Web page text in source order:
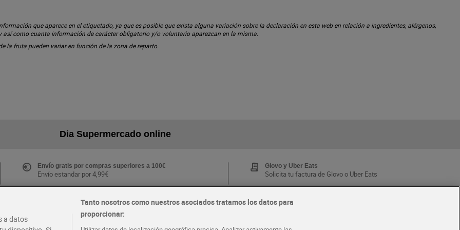
que aparece en el etiquetado, ya que es posible que exista alguna variación sobre la declaración en esta web en relación a ingredientes, alérgenos,
como cuanta información de carácter obligatorio y/o voluntario aparezcan en la misma.
la fruta pueden variar en función de la zona de reparto.
Dia Supermercado online
Envío gratis por compras superiores a 100€
Envío estandar por 4,99€
Glovo y Uber Eats
Solicita tu factura de Glovo o Uber Eats
Folletos y Tiendas
a datos
Tanto nosotros como nuestros asociados tratamos los datos para
proporcionar: